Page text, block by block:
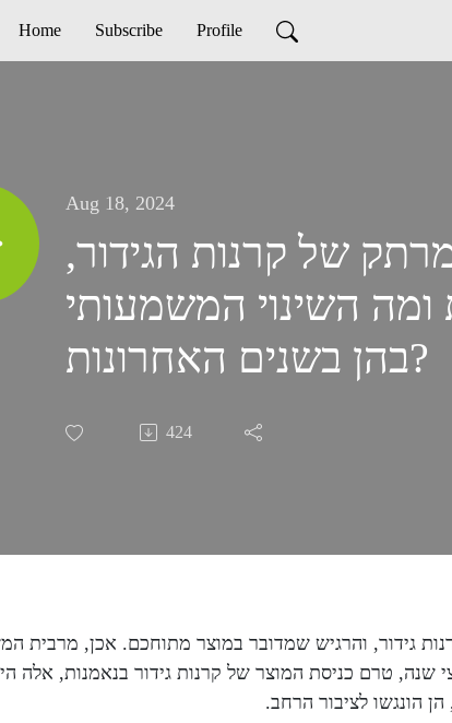
Home Subscribe Profile
Aug 18, 2024
המרתק של קרנות הגידור,
ומה השינוי המשמעותי
בהן בשנים האחרונות?
424
גידור, והרגיש שמדובר במוצר מתוחכם. אכן, מרבית
שנה, טרם כניסת המוצר של קרנות גידור בנאמנות, אלה
הונגשו לציבור הרחב.